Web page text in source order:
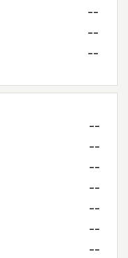
--
--
--
--
--
--
--
--
--
--